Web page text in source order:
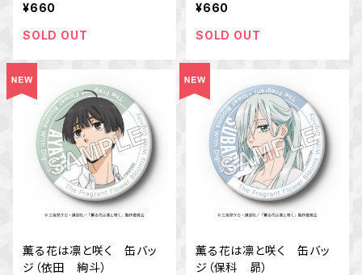
¥660
SOLD OUT
¥660
SOLD OUT
薫る花は凛と咲く 缶バッ
ジ（依田 絢斗）
薫る花は凛と咲く 缶バッ
ジ（保科 昴）